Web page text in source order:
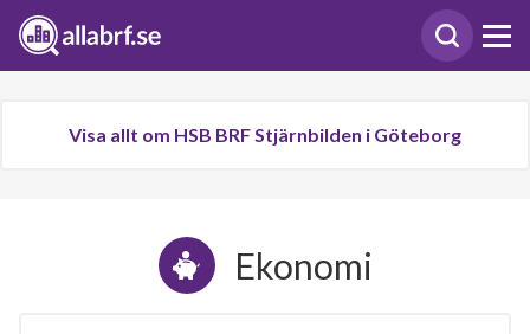
Visa allt om HSB BRF Stjärnbilden i Göteborg
Ekonomi